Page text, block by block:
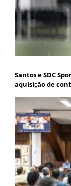
Santos e SDC
aquisição de